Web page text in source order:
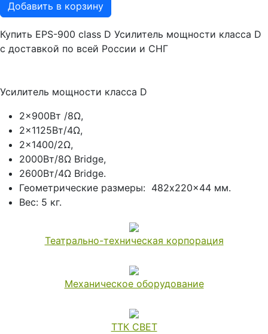
Добавить в корзину
Купить EPS-900 сlass D Усилитель мощности класса D
с доставкой по всей России и СНГ
Усилитель мощности класса D
2x900Вт /8Ω,
2x1125Вт/4Ω,
2x1400/2Ω,
2000Вт/8Ω Bridge,
2600Вт/4Ω Bridge.
Геометрические размеры: 482x220x44 мм.
Вес: 5 кг.
Театрально-техническая корпорация
Механическое oборудование
ТТК СВЕТ